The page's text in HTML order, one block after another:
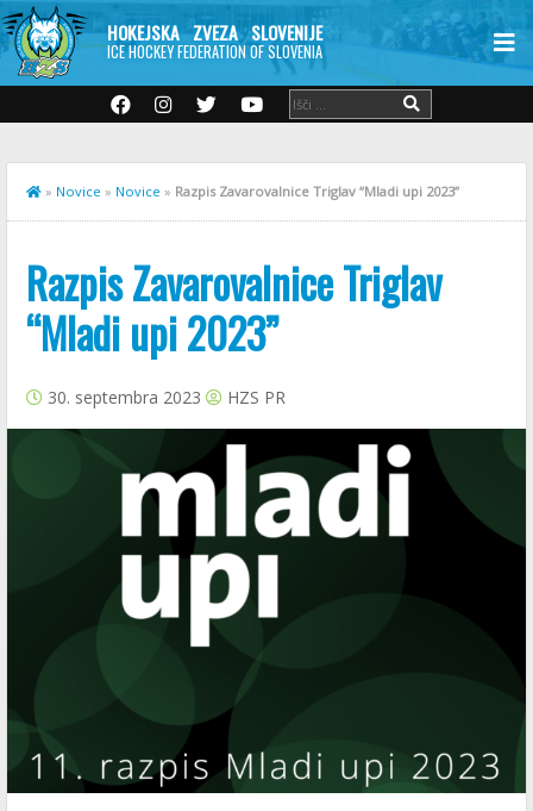
HOKEJSKA ZVEZA SLOVENIJE
ICE HOCKEY FEDERATION OF SLOVENIA
» Novice » Novice » Razpis Zavarovalnice Triglav “Mladi upi 2023”
Razpis Zavarovalnice Triglav
“Mladi upi 2023”
30. septembra 2023 HZS PR